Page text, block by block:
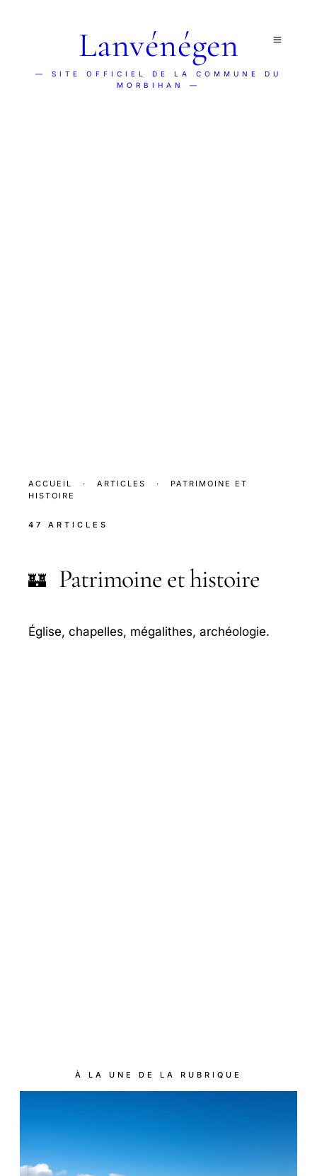
Lanvénégen
— SITE OFFICIEL DE LA COMMUNE DU
MORBIHAN —
ACCUEIL · ARTICLES ·
PATRIMOINE ET
HISTOIRE
47 ARTICLES
🏰 Patrimoine et histoire
Église, chapelles, mégalithes, archéologie.
À LA UNE DE LA RUBRIQUE